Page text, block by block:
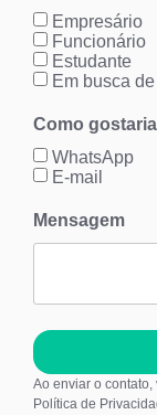
Empresário
Funcionário
Estudante
Em busca
Como
WhatsApp
E-mail
Mensagem
Ao enviar o contato,
Política de